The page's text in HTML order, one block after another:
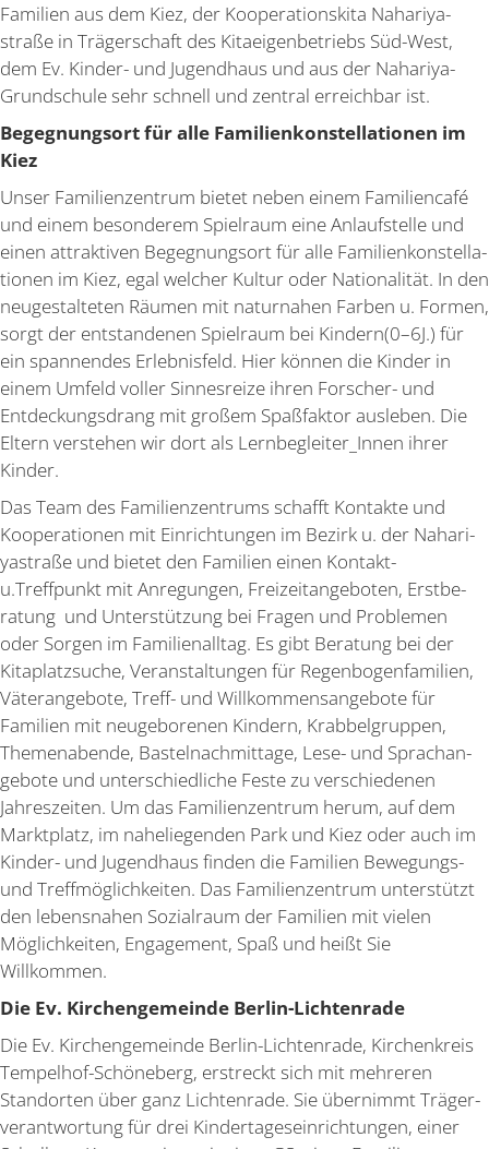
Familien aus dem Kiez, der Koope­ra­ti­onskita Nahari­ya­
straße in Träger­schaft des Kitaei­gen­be­triebs Süd-West,
dem Ev. Kinder- und Jugendhaus und aus der Nahariya-
Grund­schule sehr schnell und zentral erreichbar ist.
Begeg­nungsort für alle Famili­en­kon­stel­la­tionen im
Kiez
Unser Famili­en­zentrum bietet neben einem Famili­encafé
und einem beson­derem Spielraum eine Anlauf­stelle und
einen attrak­tiven Begeg­nungsort für alle Famili­en­kon­stel­la­
tionen im Kiez, egal welcher Kultur oder Natio­na­lität. In den
neuge­stal­teten Räumen mit natur­nahen Farben u. Formen,
sorgt der entstan­denen Spielraum bei Kindern(0–6J.) für
ein spannendes Erleb­nisfeld. Hier können die Kinder in
einem Umfeld voller Sinnes­reize ihren Forscher- und
Entde­ckungs­drang mit großem Spaßfaktor ausleben. Die
Eltern verstehen wir dort als Lernbegleiter_Innen ihrer
Kinder.
Das Team des Famili­en­zen­trums schafft Kontakte und
Koope­ra­tionen mit Einrich­tungen im Bezirk u. der Nahari­
ya­straße und bietet den Familien einen Kontakt-
u.Treffpunkt mit Anregungen, Freizeit­an­ge­boten, Erstbe­
ratung und Unter­stützung bei Fragen und Problemen
oder Sorgen im Famili­en­alltag. Es gibt Beratung bei der
Kitaplatz­suche, Veran­stal­tungen für Regen­bo­gen­fa­milien,
Väter­an­gebote, Treff- und Willkom­mens­an­gebote für
Familien mit neuge­bo­renen Kindern, Krabbel­gruppen,
Themen­abende, Bastel­nach­mittage, Lese- und Sprach­an­
gebote und unter­schied­liche Feste zu verschie­denen
Jahres­zeiten. Um das Famili­en­zentrum herum, auf dem
Markt­platz, im nahelie­genden Park und Kiez oder auch im
Kinder- und Jugendhaus finden die Familien Bewegungs-
und Treff­mög­lich­keiten. Das Famili­en­zentrum unter­stützt
den lebens­nahen Sozialraum der Familien mit vielen
Möglich­keiten, Engagement, Spaß und heißt Sie
Willkommen.
Die Ev. Kirchen­ge­meinde Berlin-Lichtenrade
Die Ev. Kirchen­ge­meinde Berlin-Lichtenrade, Kirchen­kreis
Tempelhof-Schöneberg, erstreckt sich mit mehreren
Stand­orten über ganz Lichtenrade. Sie übernimmt Träger­
ver­ant­wortung für drei Kinder­ta­ges­ein­rich­tungen, einer